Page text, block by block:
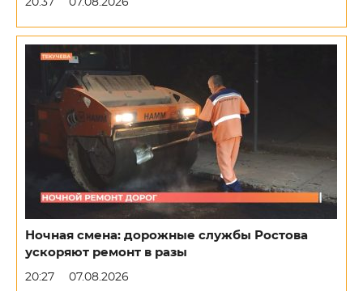
20:37 07.08.2026
Ночная смена: дорожные службы Ростова
ускоряют ремонт в разы
20:27 07.08.2026